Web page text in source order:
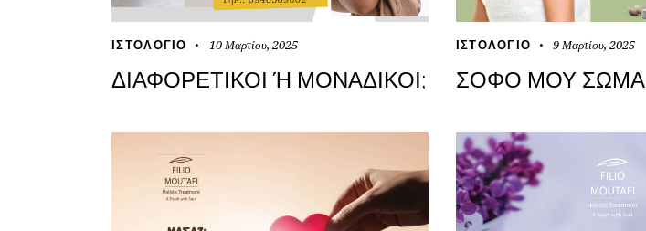
ΙΣΤΟΛΌΓΙΟ 10 Μαρτίου, 2025
ΔΙΑΦΟΡΕΤΙΚΟΊ Ή ΜΟΝΑΔΙΚΟΊ;
ΙΣΤΟΛΌΓΙΟ 9 Μαρτίου, 2025
ΣΟΦΌ ΜΟΥ ΣΏΜΑ